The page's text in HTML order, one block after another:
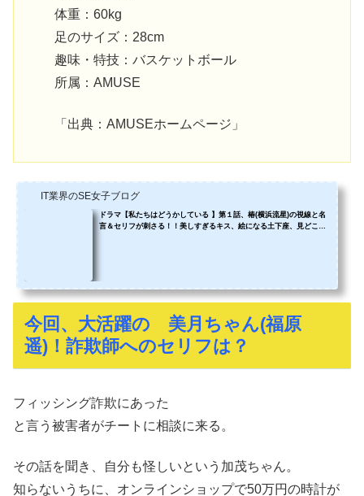
体重：60kg
足のサイズ：28cm
趣味・特技：バスケットボール
所属：AMUSE
「出典：AMUSEホームページ」
IT業界のSE女子ブログ
ドラマ【私たちはどうかしている 】第１話、椿(横浜流星)の視線と名
言＆セリフが刺さる！！美しすぎるキス、絵になる土下座、見どころ
今回、大活躍の 美月ちゃん(福原
遥)！詐欺師へのセリフは？
フィッシング詐欺にあった
と言う被害者がチートに相談に来る。
その話を聞き、自分も怪しいという加茂ちゃん。
知らないうちに、オンラインショップで50万円の時計が